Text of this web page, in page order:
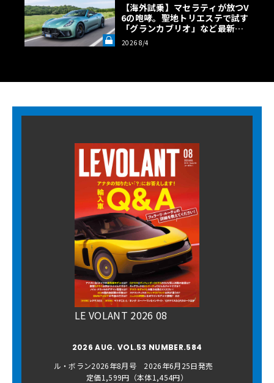
【海外試乗】マセラティが放つV
6の咆哮。聖地トリエステで試す
「グランカブリオ」など最新ト
ロフェオ3台の官能評価《LE VO
LANT LAB》
2026 8/4
LE VOLANT 2026 08
2026 AUG. VOL.53 NUMBER.584
ル・ボラン2026年8月号 2026年6月25日発売
定価1,599円（本体1,454円）